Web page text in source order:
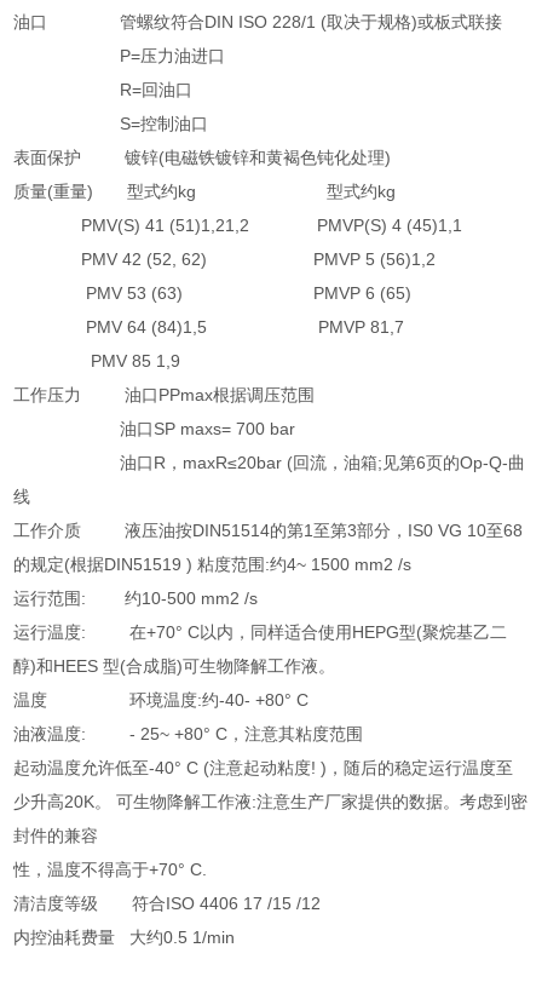
油口 管螺纹符合DIN ISO 228/1 (取决于规格)或板式联接
P=压力油进口
R=回油口
S=控制油口
表面保护 镀锌(电磁铁镀锌和黄褐色钝化处理)
质量(重量) 型式约kg 型式约kg
PMV(S) 41 (51)1,21,2 PMVP(S) 4 (45)1,1
PMV 42 (52, 62) PMVP 5 (56)1,2
PMV 53 (63) PMVP 6 (65)
PMV 64 (84)1,5 PMVP 81,7
PMV 85 1,9
工作压力 油口PPmax根据调压范围
油口SP maxs= 700 bar
油口R，maxR≤20bar (回流，油箱;见第6页的Op-Q-曲
线
工作介质 液压油按DIN51514的第1至第3部分，IS0 VG 10至68
的规定(根据DIN51519 ) 粘度范围:约4~ 1500 mm2 /s
运行范围: 约10-500 mm2 /s
运行温度: 在+70° C以内，同样适合使用HEPG型(聚烷基乙二
醇)和HEES 型(合成脂)可生物降解工作液。
温度 环境温度:约-40- +80° C
油液温度: - 25~ +80° C，注意其粘度范围
起动温度允许低至-40° C (注意起动粘度! )，随后的稳定运行温度至
少升高20K。 可生物降解工作液:注意生产厂家提供的数据。考虑到密
封件的兼容
性，温度不得高于+70° C.
清洁度等级 符合ISO 4406 17 /15 /12
内控油耗费量 大约0.5 1/min